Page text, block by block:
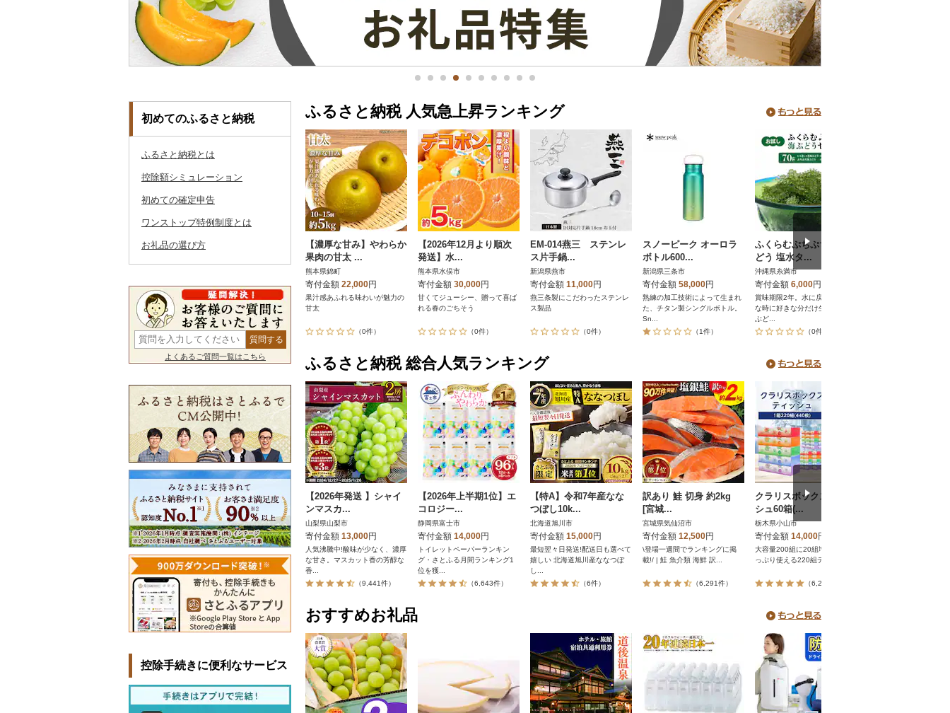
ふるさと納税 人気急上昇ランキング
【濃厚な甘み】やわらか
果肉の甘太 ...
熊本県錦町
寄付金額 22,000円
果汁感あふれる味わいが魅力の
甘太
（0件）
【2026年12月より順次
発送】水...
熊本県水俣市
寄付金額 30,000円
甘くてジューシー、贈って喜ば
れる春のごちそう
（0件）
EM-014燕三 ステンレ
ス片手鍋...
新潟県燕市
寄付金額 11,000円
燕三条製にこだわったステンレ
ス製品
（0件）
スノーピーク オーロラ
ボトル600...
新潟県三条市
寄付金額 58,000円
熟練の加工技術によって生まれ
た、チタン製シングルボトル。
Sn...
（1件）
ふくらむぷちぷち 海ぶ
どう 塩水タ...
沖縄県糸満市
寄付金額 6,000円
賞味期限2年。水に戻して好き
な時に好きな分だけ生同様の海
ぶど...
（0件）
ふるさと納税 総合人気ランキング
【2026年発送 】シャイ
ンマスカ...
山梨県山梨市
寄付金額 13,000円
人気沸騰中!酸味が少なく、濃厚
な甘さ。マスカット香の芳醇な
香...
（9,441件）
【2026年上半期1位】エ
コロジー...
静岡県富士市
寄付金額 14,000円
トイレットペーパーランキン
グ・さとふる月間ランキング1
位を獲...
（6,643件）
【特A】令和7年産なな
つぼし10k...
北海道旭川市
寄付金額 15,000円
最短翌々日発送!配送日も選べて
嬉しい 北海道旭川産ななつぼ
し...
（6件）
訳あり 鮭 切身 約2kg
[宮城...
宮城県気仙沼市
寄付金額 12,500円
\登場一週間でランキングに掲
載!/ | 鮭 魚介類 海鮮 訳...
（6,291件）
クラリスボックスティッ
シュ60箱(...
栃木県小山市
寄付金額 14,000円
大容量200組に20組増量し、た
っぷり使える220組ティッシ...
（6,200件）
おすすめお礼品
初めてのふるさと納税
ふるさと納税とは
控除額シミュレーション
初めての確定申告
ワンストップ特例制度とは
お礼品の選び方
よくあるご質問一覧はこちら
控除手続きに便利なサービス